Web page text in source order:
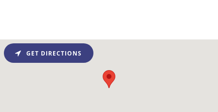
GET DIRECTIONS